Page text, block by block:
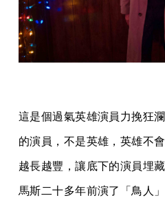
這是個過氣英雄演員力挽狂
的演員，不是英雄，英雄不
越長越豐，讓底下的演員埋
馬斯二十多年前演了「鳥人